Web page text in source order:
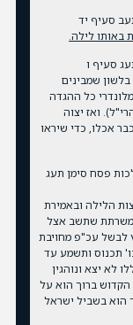
סעיף יד
באותו לילה.
סעיף ו
בלשון שמבינים
כל ההגדה
ואז יצוה
אכלו, כדי שיראו
פסח סימן תעג
הלילה ובאמירת
שתשב אצל
לבשל עכ"פ מחויבת
תכנוס ותשמע עד
לא יצא ונוהגין
ברוך הוא על
הוא בשביל ישראל